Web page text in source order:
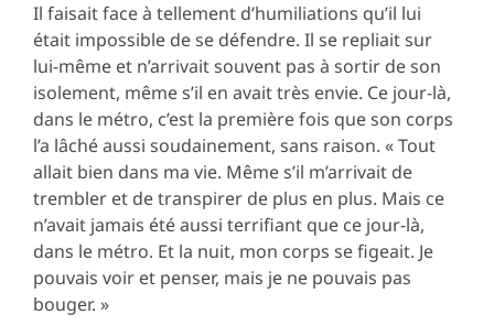
Il faisait face à tellement d’humiliations qu’il lui
était impossible de se défendre. Il se repliait sur
lui-même et n’arrivait souvent pas à sortir de son
isolement, même s’il en avait très envie. Ce jour-là,
dans le métro, c’est la première fois que son corps
l’a lâché aussi soudainement, sans raison. « Tout
allait bien dans ma vie. Même s’il m’arrivait de
trembler et de transpirer de plus en plus. Mais ce
n’avait jamais été aussi terrifiant que ce jour-là,
dans le métro. Et la nuit, mon corps se figeait. Je
pouvais voir et penser, mais je ne pouvais pas
bouger. »